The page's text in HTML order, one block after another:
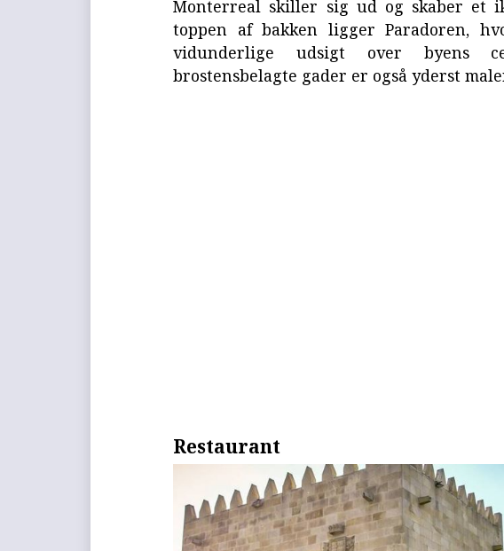
Monterreal skiller sig ud og skaber et
toppen af bakken ligger Paradoren,
vidunderlige udsigt over byens
brostensbelagte gader er også yderst
Restaurant